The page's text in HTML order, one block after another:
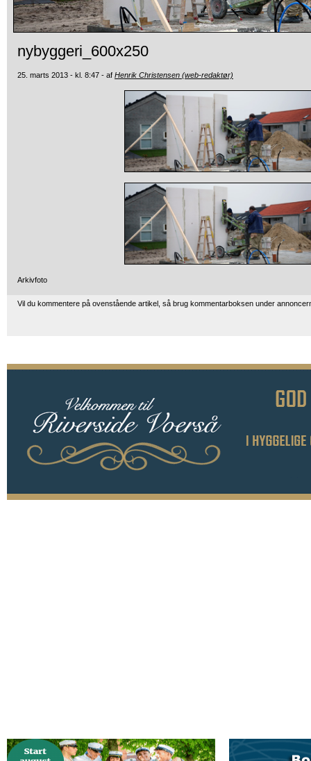
nybyggeri_600x250
25. marts 2013 - kl. 8:47 - af Henrik Christensen (web-redaktør)
Arkivfoto
Vil du kommentere på ovenstående artikel, så brug kommentarboksen under